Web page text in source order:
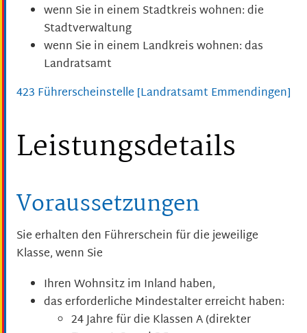
wenn Sie in einem Stadtkreis wohnen: die
Stadtverwaltung
wenn Sie in einem Landkreis wohnen: das
Landratsamt
423 Führerscheinstelle [Landratsamt Emmendingen]
Leistungsdetails
Voraussetzungen
Sie erhalten den Führerschein für die jeweilige
Klasse, wenn Sie
Ihren Wohnsitz im Inland haben,
das erforderliche Mindestalter erreicht haben:
24 Jahre für die Klassen A (direkter